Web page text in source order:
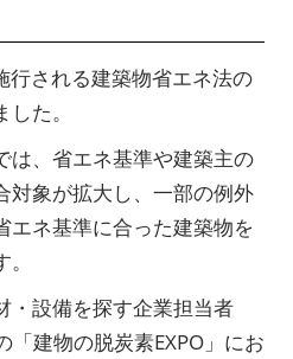
される建築物省エネ法の
た。
は、省エネ基準や建築主の
対象が拡大し、一部の例外
エネ基準に合った建築物を
・設備を探す企業担当者
「建物の脱炭素EXPO」にお